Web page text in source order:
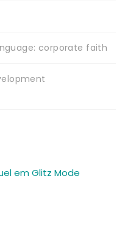
corporate faith
em Glitz Mode